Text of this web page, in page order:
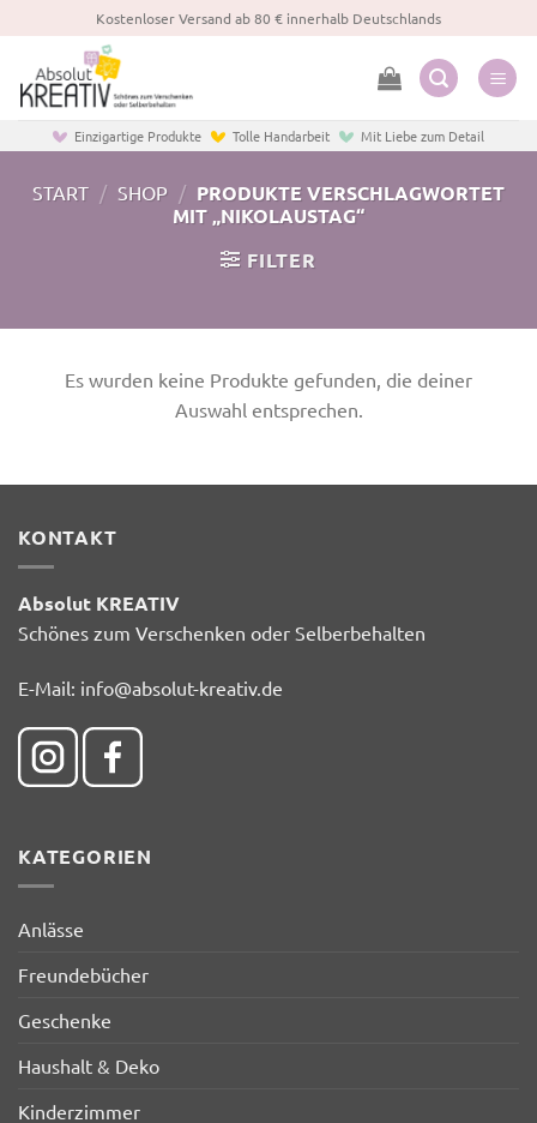
Inhalt
springen
Kostenloser Versand ab 80 € innerhalb Deutschlands
Einzigartige Produkte Tolle Handarbeit Mit Liebe zum Detail
START / SHOP / PRODUKTE VERSCHLAGWORTET
MIT „NIKOLAUSTAG“
FILTER
Es wurden keine Produkte gefunden, die deiner
Auswahl entsprechen.
KONTAKT
Absolut KREATIV
Schönes zum Verschenken oder Selberbehalten
E-Mail: info@absolut-kreativ.de
KATEGORIEN
Anlässe
Freundebücher
Geschenke
Haushalt & Deko
Kinderzimmer